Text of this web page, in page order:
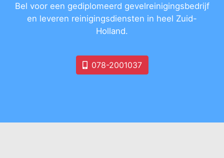
Bel voor een gediplomeerd gevelreinigingsbedrijf
en leveren reinigingsdiensten in heel Zuid-
Holland.
078-2001037